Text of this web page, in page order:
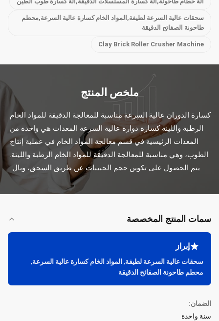
سحقات عالية السرعة لطيفة,المواد الخام كسارة عالية السرعة,محطم
طاحونة الصفائح الدقيقة
Clay Brick Roller Crusher Machine
ملخص المنتج
المعدات الرئيسية في قسم معالجة المواد الخام في عملية إنتاج
يتم الحصول على تكوين حجم الحبيبات عن طريق السحق، وبال...
سمات المنتج المخصصة
إبراز
سحقات عالية السرعة لطيفة, المواد الخام كسارة عالية السرعة,
محطم طاحونة الصفائح الدقيقة
الضمان:
سنة واحدة